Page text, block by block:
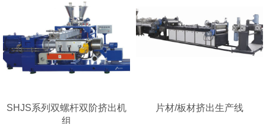
SHJS系列双螺杆双阶挤出机
组
片材/板材挤出生产线